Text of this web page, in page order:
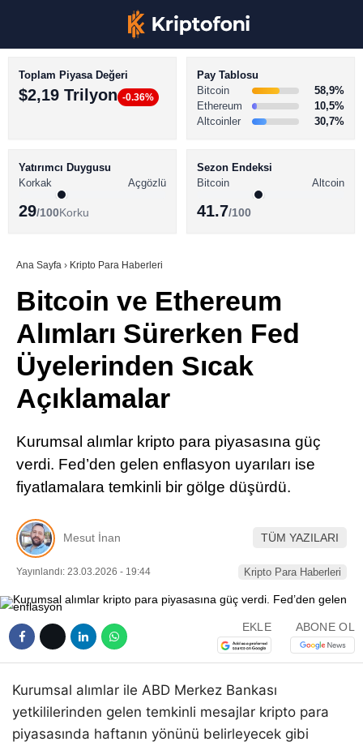
Youtube
TikTok
Telegram
BİTCOİN HABERLERİ
ALTCOİN HABERLERİ
SÖZLÜK
Toplam Piyasa Değeri
$2,19 Trilyon -0.36%
Pay Tablosu
Bitcoin
58,9%
Ethereum
10,5%
Altcoinler
30,7%
Yatırımcı Duygusu
Korkak
Açgözlü
29/100Korku
Sezon Endeksi
Bitcoin
Altcoin
41.7/100
Ana Sayfa › Kripto Para Haberleri
Bitcoin ve Ethereum
Alımları Sürerken Fed
Üyelerinden Sıcak
Açıklamalar
Kurumsal alımlar kripto para piyasasına güç
verdi. Fed’den gelen enflasyon uyarıları ise
fiyatlamalara temkinli bir gölge düşürdü.
Mesut İnan TÜM YAZILARI
Yayınlandı: 23.03.2026 - 19:44 Kripto Para Haberleri
EKLE ABONE OL
Kurumsal alımlar ile ABD Merkez Bankası
yetkililerinden gelen temkinli mesajlar kripto para
piyasasında haftanın yönünü belirleyecek gibi